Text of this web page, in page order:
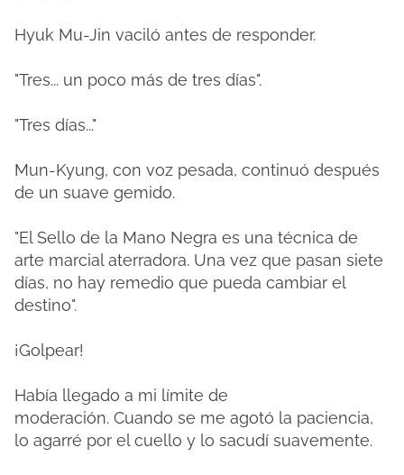
Hyuk Mu-Jin vaciló antes de responder.
"Tres... un poco más de tres días".
"Tres días..."
Mun-Kyung, con voz pesada, continuó después
de un suave gemido.
"El Sello de la Mano Negra es una técnica de
arte marcial aterradora. Una vez que pasan siete
días, no hay remedio que pueda cambiar el
destino".
¡Golpear!
Había llegado a mi límite de
moderación. Cuando se me agotó la paciencia,
lo agarré por el cuello y lo sacudí suavemente.